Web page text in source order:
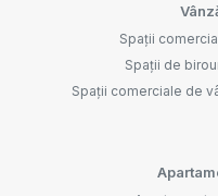
Spații
Spații de
Spații comerciale de